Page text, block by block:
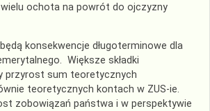
wielu ochota na powrót do ojczyzny
konsekwencje długoterminowe dla
Większe składki
przyrost sum teoretycznych
teoretycznych kontach w ZUS-ie.
zobowiązań państwa i w perspektywie